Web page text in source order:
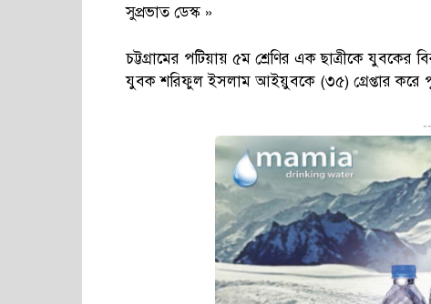
সুপ্রভাত ডেস্ক »
চট্টগ্রামের পটিয়ায় ৫ম শ্রেণির এক ছাত্রীকে
যুবক শরিফুল ইসলাম আইয়ুবকে (৩৫) গ্রেপ্তার করে